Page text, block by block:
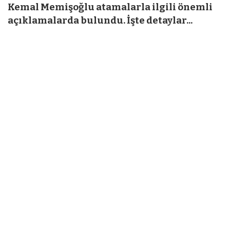
Kemal Memişoğlu atamalarla ilgili önemli
açıklamalarda bulundu. İşte detaylar...